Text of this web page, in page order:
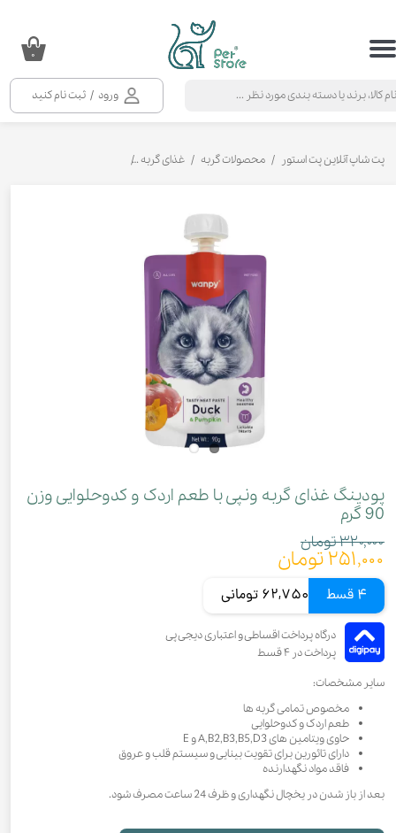
ورود / ثبت نام کنید
حساب کاربری من
خروج از حساب کاربری
۰
پت شاپ آنلاین پت استور محصولات گربه غذای گربه
پودینگ غذای گربه ونپی با طعم اردک و کدو‌حلوایی وزن
90 گرم
۳۲۰,۰۰۰ تومان
۲۵۱,۰۰۰ تومان
4 قسط 62,750 تومانی
سایر مشخصات:
مخصوص تمامی گربه ها
طعم اردک و کدوحلوایی
حاوی ویتامین های A,B2,B3,B5,D3 و E
دارای تائورین برای تقویت بینایی و سیستم قلب و عروق
فاقد مواد نگهدارنده
بعد از باز شدن در یخچال نگهداری و ظرف 24 ساعت مصرف شود.